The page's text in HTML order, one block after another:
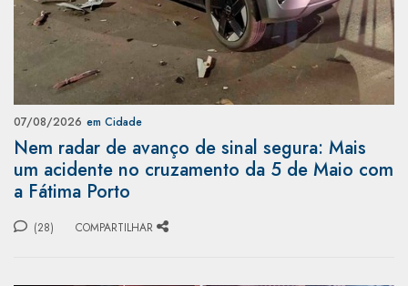
07/08/2026 em Cidade
Nem radar de avanço de sinal segura: Mais
um acidente no cruzamento da 5 de Maio com
a Fátima Porto
(28) COMPARTILHAR